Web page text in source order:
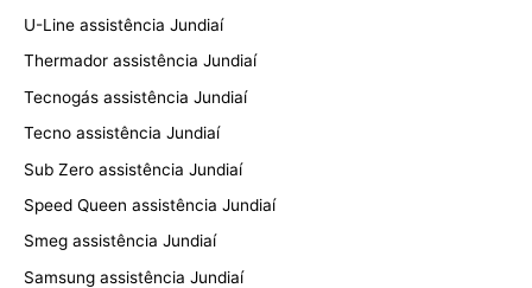
U-Line assistência Jundiaí
Thermador assistência Jundiaí
Tecnogás assistência Jundiaí
Tecno assistência Jundiaí
Sub Zero assistência Jundiaí
Speed Queen assistência Jundiaí
Smeg assistência Jundiaí
Samsung assistência Jundiaí